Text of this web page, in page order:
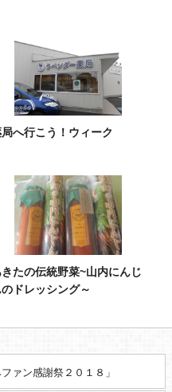
へ行こう！ウィーク
きたの伝統野菜~山内にんじ
のドレッシング～
ァン感謝祭２０１８」